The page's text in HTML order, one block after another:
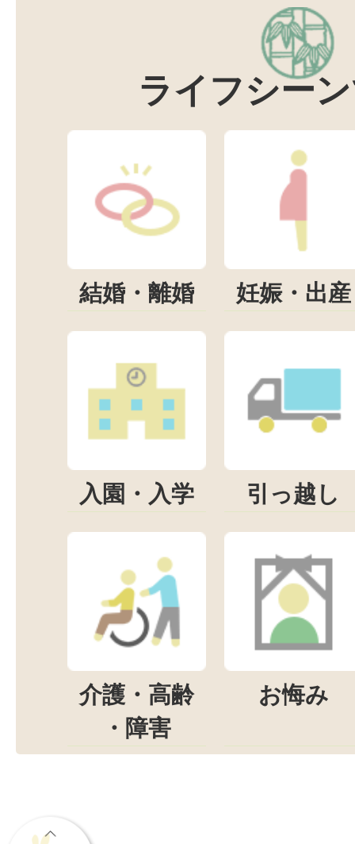
ライフシー
結婚・離婚 妊娠・出産
入園・入学 引っ越し
介護・高齢
・障害
お悔み